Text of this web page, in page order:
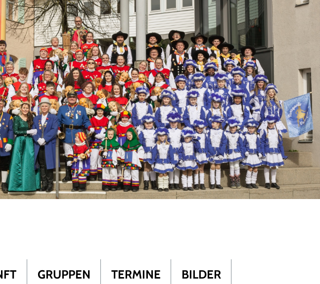
GRUPPEN TERMINE BILDER